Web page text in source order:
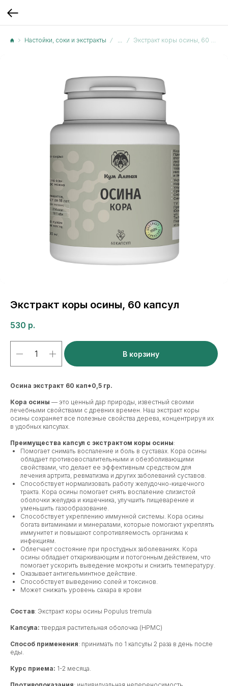
Настойки, соки и экстракты ... Экстракт коры осины, 60 капсул
Экстракт коры осины, 60 капсул
530 р.
В корзину
Осина экстракт 60 кап*0,5 гр.
Кора осины — это ценный дар природы, известный своими
лечебными свойствами с древних времен. Наш экстракт коры
осины сохраняет все полезные свойства дерева, концентрируя их
в удобных капсулах.
Преимущества капсул с экстрактом коры осины:
Помогает снимать воспаление и боль в суставах. Кора осины
обладает противовоспалительными и обезболивающими
свойствами, что делает ее эффективным средством для
лечения артрита, ревматизма и других заболеваний суставов.
Способствует нормализовать работу желудочно-кишечного
тракта. Кора осины помогает снять воспаление слизистой
оболочки желудка и кишечника, улучшить пищеварение и
уменьшить газообразование.
Способствует укреплению иммунной системы. Кора осины
богата витаминами и минералами, которые помогают укреплять
иммунитет и повышают сопротивляемость организма к
инфекциям.
Облегчает состояние при простудных заболеваниях. Кора
осины обладает отхаркивающим и потогонным действием, что
помогает ускорить выведение мокроты и снизить температуру.
Оказывает антигельминтное действие.
Способствует выведению солей и токсинов.
Может снижать уровень сахара в крови
Состав: Экстракт коры осины Populus tremula
Капсула: твердая растительная оболочка (HPMC)
Способ применения: принимать по 1 капсулы 2 раза в день после
еды.
Курс приема: 1-2 месяца.